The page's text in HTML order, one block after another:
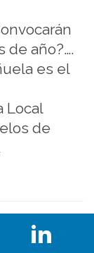
de año?….
es el
Local
de